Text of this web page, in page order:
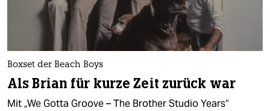
Boxset der Beach Boys
Als Brian für kurze Zeit zurück war
Mit „We Gotta Groove – The Brother Studio Years“